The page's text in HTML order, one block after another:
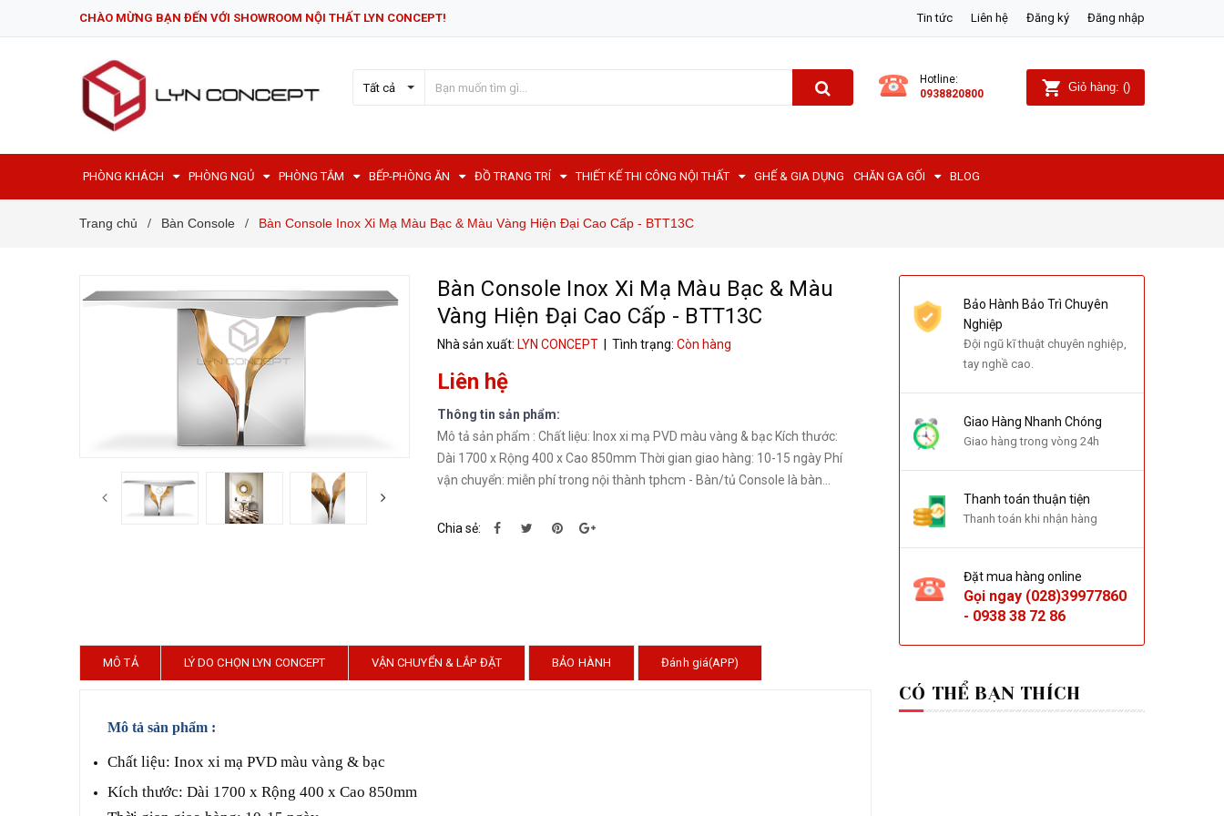
CHÀO MỪNG BẠN ĐẾN VỚI SHOWROOM NỘI THẤT LYN CONCEPT! Tin tức Liên hệ Đăng ký Đăng nhập
Tất cả
Hotline:
0938820800
Giỏ hàng: ()
PHÒNG KHÁCH PHÒNG NGỦ PHÒNG TẮM BẾP-PHÒNG ĂN ĐỒ TRANG TRÍ THIẾT KẾ THI CÔNG NỘI THẤT GHẾ & GIA DỤNG CHĂN GA GỐI BLOG
Trang chủ / Bàn Console / Bàn Console Inox Xi Mạ Màu Bạc & Màu Vàng Hiện Đại Cao Cấp - BTT13C
Bàn Console Inox Xi Mạ Màu Bạc & Màu
Vàng Hiện Đại Cao Cấp - BTT13C
Nhà sản xuất: LYN CONCEPT | Tình trạng: Còn hàng
Liên hệ
Thông tin sản phẩm:
Mô tả sản phẩm : Chất liệu: Inox xi mạ PVD màu vàng & bạc Kích thước:
Dài 1700 x Rộng 400 x Cao 850mm Thời gian giao hàng: 10-15 ngày Phí
vận chuyển: miễn phí trong nội thành tphcm - Bàn/tủ Console là bàn...
Chia sẻ:
MÔ TẢ LÝ DO CHỌN LYN CONCEPT VẬN CHUYỂN & LẮP ĐẶT BẢO HÀNH Đánh giá(APP)
Mô tả sản phẩm :
Chất liệu: Inox xi mạ PVD màu vàng & bạc
Kích thước: Dài 1700 x Rộng 400 x Cao 850mm
Bảo Hành Bảo Trì Chuyên
Nghiệp
Đội ngũ kĩ thuật chuyên nghiệp,
tay nghề cao.
Giao Hàng Nhanh Chóng
Giao hàng trong vòng 24h
Thanh toán thuận tiện
Thanh toán khi nhận hàng
Đặt mua hàng online
Gọi ngay (028)39977860
- 0938 38 72 86
CÓ THỂ BẠN THÍCH